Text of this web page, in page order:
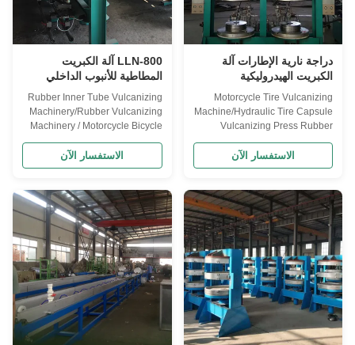
دراجة نارية الإطارات آلة
الكبريت الهيدروليكية
Motorcycle Tire Vulcanizing
Machine/Hydraulic Tire Capsule
Vulcanizing Press Rubber
Application Used for automatic
shaping and vulcanzation of
process of bicycle, electric car,
motorcycle cover tires, and ATV
tires, replacing the wind(water)
tire ...
الاستفسار الآن
LLN-800 آلة الكبريت
المطاطية للأنبوب الداخلي
PLC آلة صنع إطارات
الدراجات
Rubber Inner Tube Vulcanizing
Machinery/Rubber Vulcanizing
Machinery / Motorcycle Bicycle
For various bicycle, motorcycle
tube curing, except man
removal, the entitle curing
process is automatically
controlled. Structure feature:
One-layer ...
الاستفسار الآن